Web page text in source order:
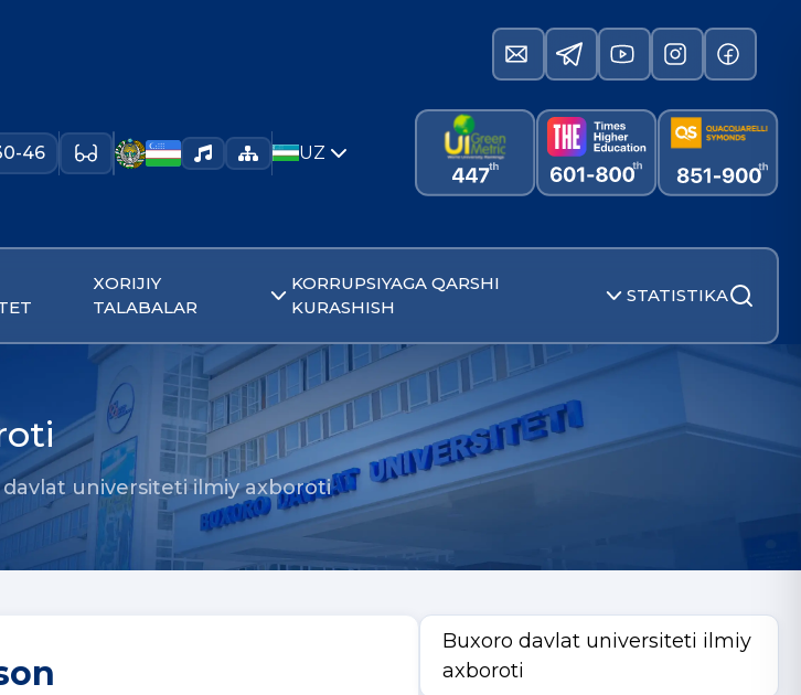
46 UZ
XORIJIY
TALABALAR
KORRUPSIYAGA QARSHI
KURASHISH
STATISTIKA
universiteti ilmiy axboroti
Buxoro davlat universiteti ilmiy
axboroti